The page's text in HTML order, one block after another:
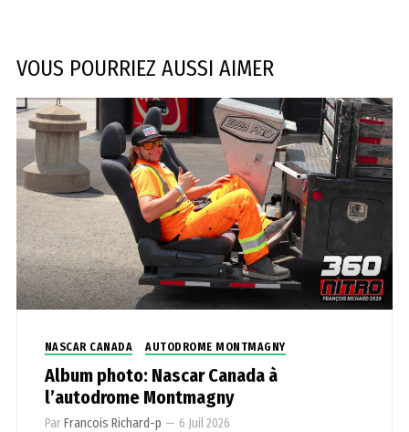
VOUS POURRIEZ AUSSI AIMER
NASCAR CANADA AUTODROME MONTMAGNY
Album photo: Nascar Canada à
l’autodrome Montmagny
ParFrancois Richard-p — 6 Juil 2026